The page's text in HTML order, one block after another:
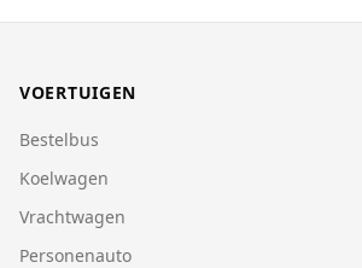
VOERTUIGEN
Bestelbus
Koelwagen
Vrachtwagen
Personenauto